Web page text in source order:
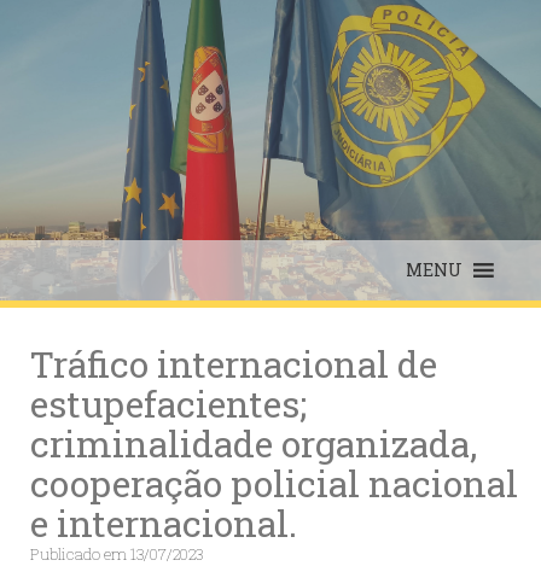
MENU
Tráfico internacional de
estupefacientes;
criminalidade organizada,
cooperação policial nacional
e internacional.
Publicado em13/07/2023